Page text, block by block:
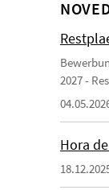
2027 -
Hora